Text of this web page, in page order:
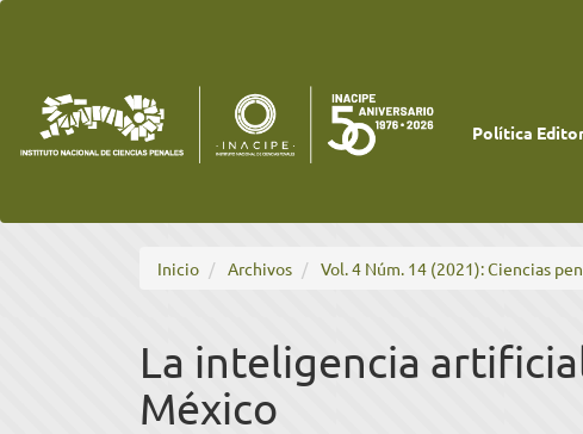
Barra
lateral
Política
Inicio Archivos Vol. 4 Núm. 14 (2021): Ciencias
La inteligencia
México